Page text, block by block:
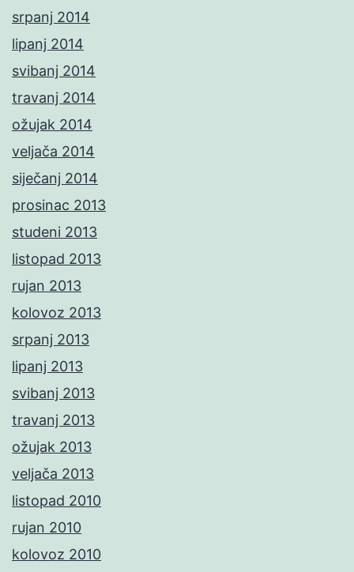
srpanj 2014
lipanj 2014
svibanj 2014
travanj 2014
ožujak 2014
veljača 2014
siječanj 2014
prosinac 2013
studeni 2013
listopad 2013
rujan 2013
kolovoz 2013
srpanj 2013
lipanj 2013
svibanj 2013
travanj 2013
ožujak 2013
veljača 2013
listopad 2010
rujan 2010
kolovoz 2010